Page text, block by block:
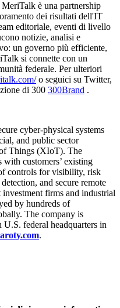
è una partnership
dei risultati dell'IT
editoriale, eventi di livello
notizie, analisi e
un governo più efficiente,
si connette con un
federale. Per ulteriori
o seguici su Twitter,
di 300 300Brand .
cyber-physical systems
and public sector
Things (XIoT). The
with customers’ existing
controls for visibility, risk
and secure remote
investment firms and industrial
by hundreds of
The company is
federal headquarters in
.